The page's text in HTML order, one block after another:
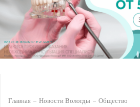
Главная Новости Вологды Общество